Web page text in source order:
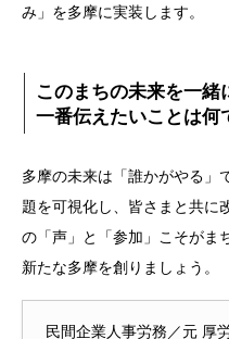
み」を多摩に実装します。
このまちの未来を一緒
一番伝えたいことは何
多摩の未来は「誰かがやる」
題を可視化し、皆さまと共に
の「声」と「参加」こそがま
新たな多摩を創りましょう。
民間企業人事労務／元 厚